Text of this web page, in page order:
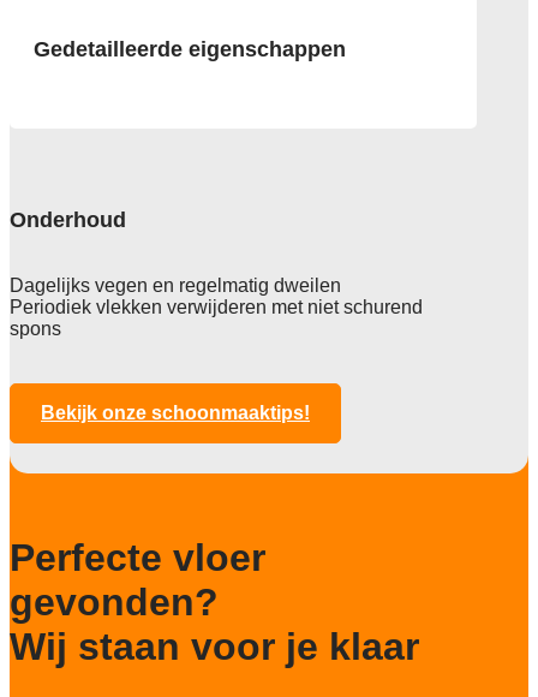
Gedetailleerde eigenschappen
zwaar
Onderhoud
Dagelijks vegen en regelmatig dweilen
Periodiek vlekken verwijderen met niet schurend
spons
Bekijk onze schoonmaaktips!
Perfecte vloer
gevonden?
Wij staan voor je klaar